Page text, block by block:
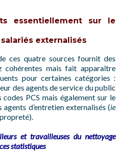
essentiellement sur le
externalisés
ces quatre sources fournit des
cohérentes mais fait apparaître
pour certaines catégories :
des agents de service du public
PCS mais également sur le
d’entretien externalisés (ie
et travailleuses du nettoyage
statistiques